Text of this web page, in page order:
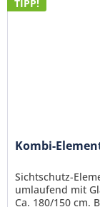
TIPP!
Kombi-
Sichtschutz-
umlaufend mit
Ca. 180/150 cm.